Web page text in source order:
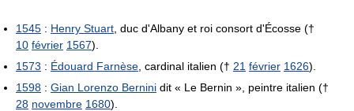
1545 : Henry Stuart , duc d'Albany et roi consort d'Écosse (†
10 février 1567).
1573 : Édouard Farnèse , cardinal italien († 21 février 1626).
1598 : Gian Lorenzo Bernini dit « Le Bernin », peintre italien (†
28 novembre 1680).